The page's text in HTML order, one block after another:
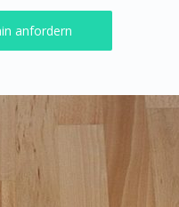
anfordern